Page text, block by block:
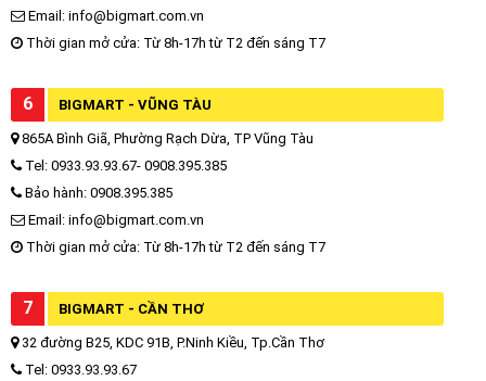
Email: info@bigmart.com.vn
Thời gian mở cửa: Từ 8h-17h từ T2 đến sáng T7
6 BIGMART - VŨNG TÀU
865A Bình Giã, Phường Rạch Dừa, TP Vũng Tàu
Tel: 0933.93.93.67- 0908.395.385
Bảo hành: 0908.395.385
Email: info@bigmart.com.vn
Thời gian mở cửa: Từ 8h-17h từ T2 đến sáng T7
7 BIGMART - CẦN THƠ
32 đường B25, KDC 91B, P.Ninh Kiều, Tp.Cần Thơ
Tel: 0933.93.93.67